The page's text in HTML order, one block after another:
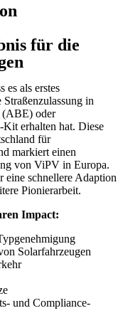
für die
es als erstes
in
(ABE) oder
erhalten hat. Diese
für
markiert einen
von ViPV in Europa.
eine schnellere Adaption
Pionierarbeit.
Impact:
Solarfahrzeugen
und Compliance-